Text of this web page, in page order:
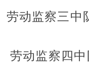
三中队
监察四中